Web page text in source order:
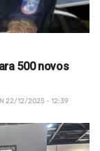
500 novos
22/12/2025 - 12:39